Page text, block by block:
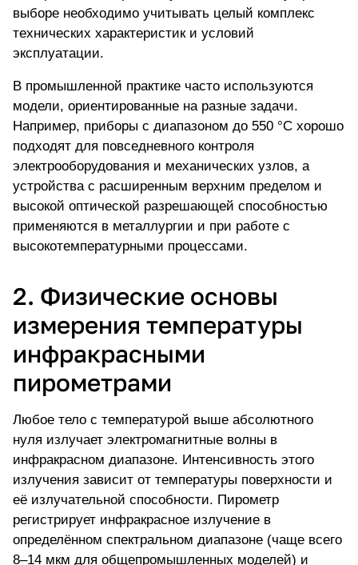
выборе необходимо учитывать целый комплекс
технических характеристик и условий
эксплуатации.
В промышленной практике часто используются
модели, ориентированные на разные задачи.
Например, приборы с диапазоном до 550 °C хорошо
подходят для повседневного контроля
электрооборудования и механических узлов, а
устройства с расширенным верхним пределом и
высокой оптической разрешающей способностью
применяются в металлургии и при работе с
высокотемпературными процессами.
2. Физические основы
измерения температуры
инфракрасными
пирометрами
Любое тело с температурой выше абсолютного
нуля излучает электромагнитные волны в
инфракрасном диапазоне. Интенсивность этого
излучения зависит от температуры поверхности и
её излучательной способности. Пирометр
регистрирует инфракрасное излучение в
определённом спектральном диапазоне (чаще всего
8–14 мкм для общепромышленных моделей) и